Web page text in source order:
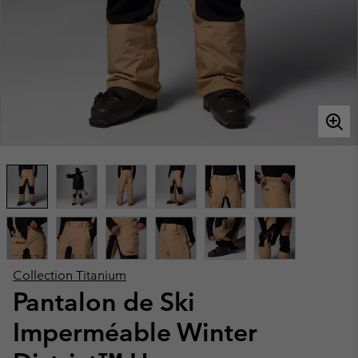
Collection Titanium
Pantalon de Ski
Imperméable Winter